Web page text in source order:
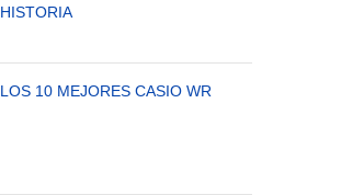
HISTORIA
LOS 10 MEJORES CASIO WR